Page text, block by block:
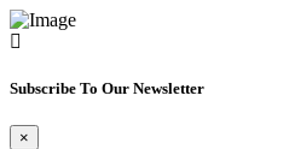
Subscribe To Our Newsletter
×